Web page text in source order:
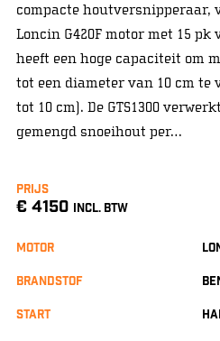
compacte houtversnipperaar,
Loncin G420F motor met 15 pk
heeft een hoge capaciteit om
tot een diameter van 10 cm te
tot 10 cm). De GTS1300
gemengd snoeihout per…
Prijs
€ 4150 INCL. BTW
Motor
Brandstof
Start